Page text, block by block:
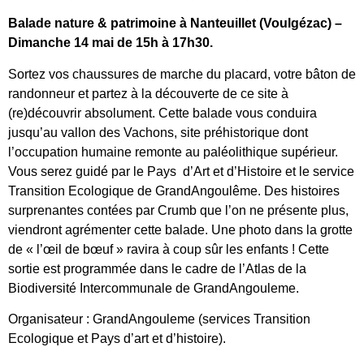
Balade nature & patrimoine à Nanteuillet (Voulgézac) –
Dimanche 14 mai de 15h à 17h30.
Sortez vos chaussures de marche du placard, votre bâton de
randonneur et partez à la découverte de ce site à
(re)découvrir absolument. Cette balade vous conduira
jusqu’au vallon des Vachons, site préhistorique dont
l’occupation humaine remonte au paléolithique supérieur.
Vous serez guidé par le Pays d’Art et d’Histoire et le service
Transition Ecologique de GrandAngoulême. Des histoires
surprenantes contées par Crumb que l’on ne présente plus,
viendront agrémenter cette balade. Une photo dans la grotte
de « l’œil de bœuf » ravira à coup sûr les enfants ! Cette
sortie est programmée dans le cadre de l’Atlas de la
Biodiversité Intercommunale de GrandAngouleme.
Organisateur : GrandAngouleme (services Transition
Ecologique et Pays d’art et d’histoire).